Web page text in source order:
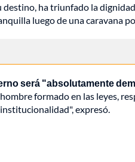
ha triunfado la
luego de una caravana
será "absolutamente
formado en las leyes,
expresó.